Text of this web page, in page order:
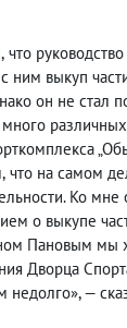
, что
ним выкуп
он не стал
, что на самом
Ко мне
о выкупе
Пановым мы
Дворца
—